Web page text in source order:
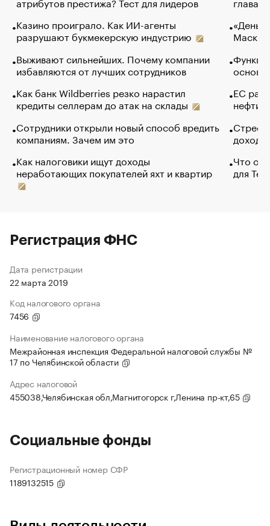
Казино проиграло. Как ИИ-агенты
разрушают букмекерскую индустрию
Выживают сильнейших. Почему компании
избавляются от лучших сотрудников
Как банк Wildberries резко нарастил
кредиты селлерам до атак на склады
Сотрудники открыли новый способ вредить
компаниям. Зачем им это
Как налоговики ищут доходы
неработающих покупателей яхт и квартир
Маск в
основ
ЕС
нефти
Что
для
Регистрация ФНС
Дата регистрации
22 марта 2019
Код налогового органа
7456
Наименование налогового органа
Межрайонная инспекция Федеральной налоговой службы №
17 по Челябинской области
Адрес налоговой
455038,Челябинская обл,Магнитогорск г,Ленина пр-кт,65
Социальные фонды
Регистрационный номер СФР
1189132515